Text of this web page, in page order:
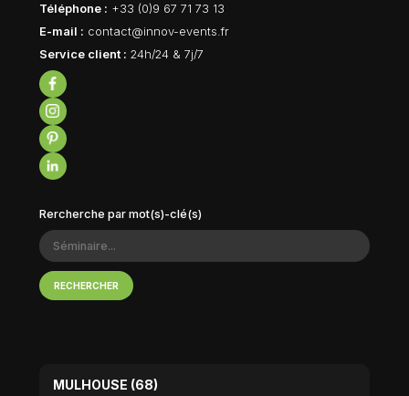
Téléphone : +33 (0)9 67 71 73 13
E-mail : contact@innov-events.fr
Service client : 24h/24 & 7j/7
Rercherche par mot(s)-clé(s)
RECHERCHER
MULHOUSE (68)